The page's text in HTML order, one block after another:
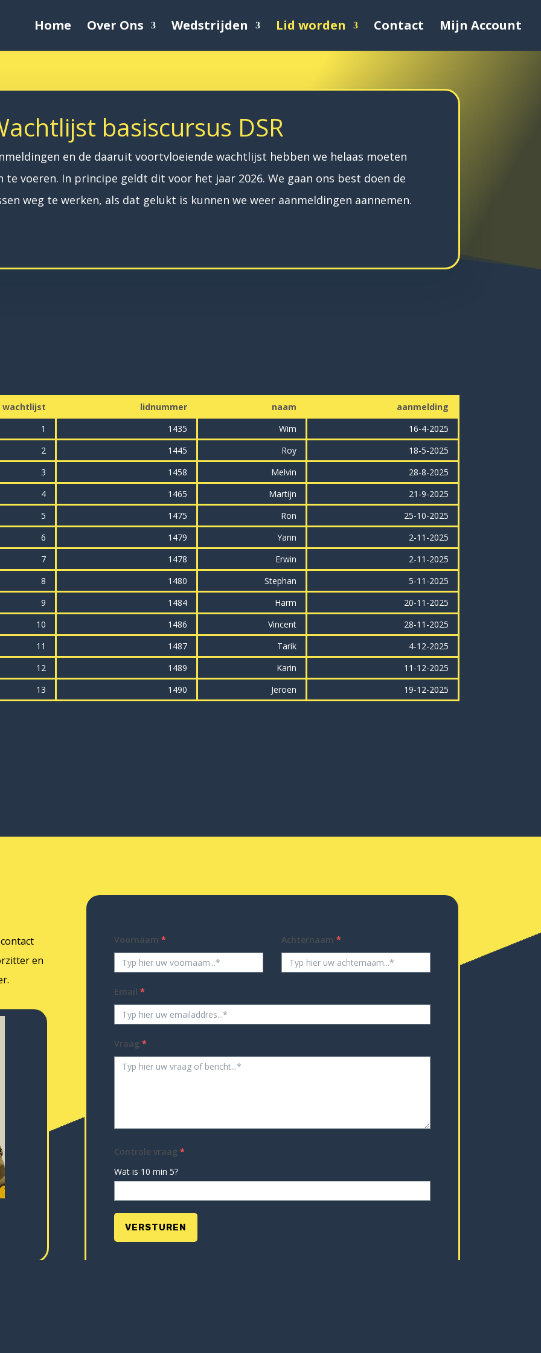
Home Over Ons Wedstrijden Lid worden Contact Mijn Account
basiscursus DSR
en de daaruit voortvloeiende wachtlijst hebben we helaas moeten
te voeren. In principe geldt dit voor het jaar 2026. We gaan ons best doen de
weg te werken, als dat gelukt is kunnen we weer aanmeldingen aannemen.
wachtlijst lidnummer naam
aanmelding
1
1435 Wim
16-4-2025
2
1445 Roy
18-5-2025
3
1458 Melvin
28-8-2025
4
1465 Martijn
21-9-2025
5
1475 Ron
25-10-2025
6
1479 Yann
2-11-2025
7
1478 Erwin
2-11-2025
8
1480 Stephan
5-11-2025
9
1484 Harm
20-11-2025
10
1486 Vincent
28-11-2025
11
1487 Tarik
4-12-2025
12
1489 Karin
11-12-2025
13
1490 Jeroen 19-12-2025
en
Voornaam * Achternaam *
Email *
Vraag *
Controle vraag *
Wat is 10 min 5?
VERSTUREN